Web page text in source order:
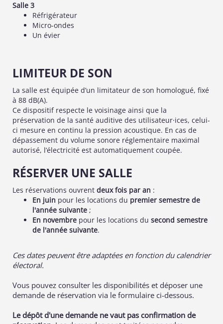
Salle 3
Réfrigérateur
Micro-ondes
Un évier
LIMITEUR DE SON
La salle est équipée d’un limitateur de son homologué, fixé
à 88 dB(A).
Ce dispositif respecte le voisinage ainsi que la
préservation de la santé auditive des utilisateur·ices, celui-
ci mesure en continu la pression acoustique. En cas de
dépassement du volume sonore réglementaire maximal
autorisé, l’électricité est automatiquement coupée.
RÉSERVER UNE SALLE
Les réservations ouvrent deux fois par an :
En juin pour les locations du premier semestre de
l'année suivante ;
En novembre pour les locations du second semestre
de l'année suivante.
Ces dates peuvent être adaptées en fonction du calendrier
électoral.
Vous pouvez consulter les disponibilités et déposer une
demande de réservation via le formulaire ci-dessous.
Le dépôt d'une demande ne vaut pas confirmation de